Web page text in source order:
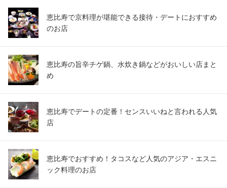
恵比寿で京料理が堪能できる接待・デートにおすすめ
のお店
恵比寿の旨辛チゲ鍋、水炊き鍋などがおいしい店まと
め
恵比寿でデートの定番！センスいいねと言われる人気
店
恵比寿でおすすめ！タコスなど人気のアジア・エスニ
ック料理のお店